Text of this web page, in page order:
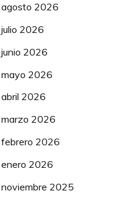
agosto 2026
julio 2026
junio 2026
mayo 2026
abril 2026
marzo 2026
febrero 2026
enero 2026
noviembre 2025